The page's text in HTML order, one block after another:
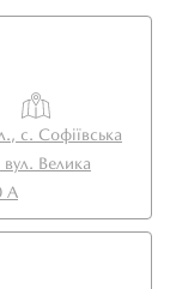
с. Софіївська
Велика
А